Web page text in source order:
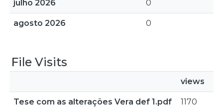
julho 2026 0
agosto 2026 0
File Visits
views
Tese com as alterações Vera def 1.pdf 1170